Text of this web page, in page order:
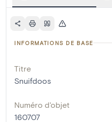
INFORMATIONS DE BASE
Titre
Snuifdoos
Numéro d'objet
160707